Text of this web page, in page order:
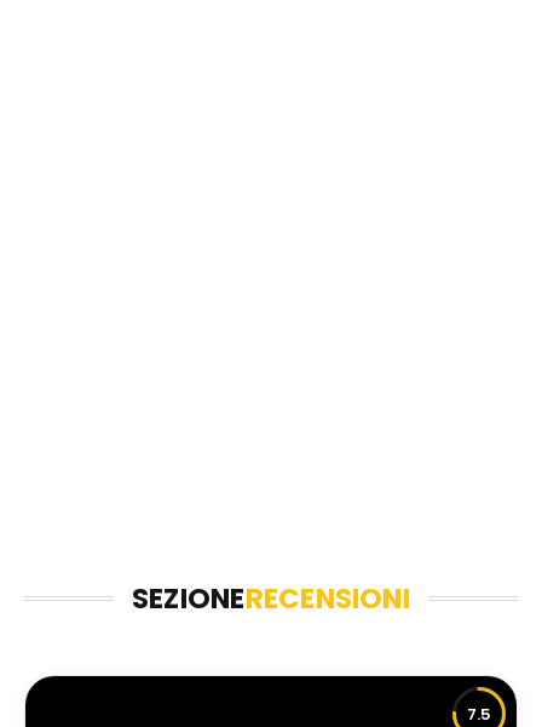
SEZIONERECENSIONI
7.5